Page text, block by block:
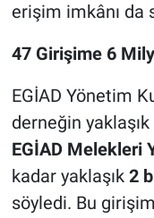
erişim imkânı da
47 Girişime 6
EGİAD Yönetim
derneğin
EGİAD Melekleri
kadar yaklaşık 2
söyledi. Bu